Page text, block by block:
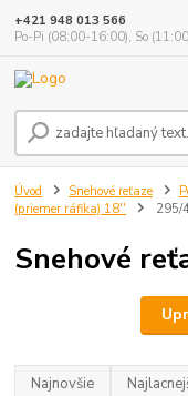
+421 948 013 566
Po-Pi (08:00-16:00), So
Úvod Snehové reťaze
(priemer ráfika) 18''
295/
Snehové
Najnovšie